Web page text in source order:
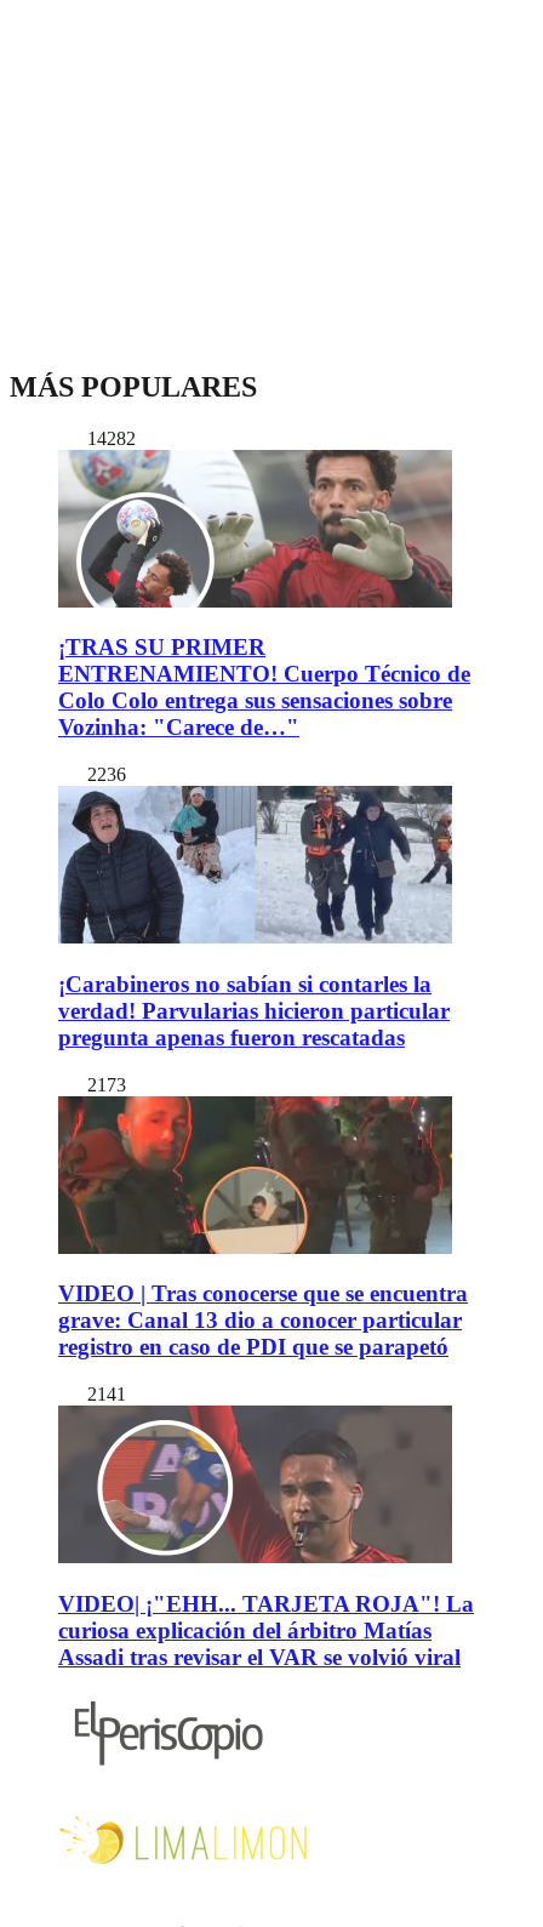
MÁS POPULARES
14282
¡TRAS SU PRIMER
ENTRENAMIENTO! Cuerpo Técnico de
Colo Colo entrega sus sensaciones sobre
Vozinha: "Carece de…"
2236
¡Carabineros no sabían si contarles la
verdad! Parvularias hicieron particular
pregunta apenas fueron rescatadas
2173
VIDEO | Tras conocerse que se encuentra
grave: Canal 13 dio a conocer particular
registro en caso de PDI que se parapetó
2141
VIDEO| ¡"EHH... TARJETA ROJA"! La
curiosa explicación del árbitro Matías
Assadi tras revisar el VAR se volvió viral